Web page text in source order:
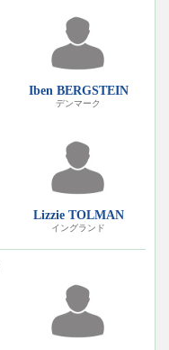
Iben BERGSTEIN
デンマーク
Lizzie TOLMAN
イングランド